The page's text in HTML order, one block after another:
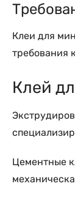
Клеи для
требования
Клей
Цементные